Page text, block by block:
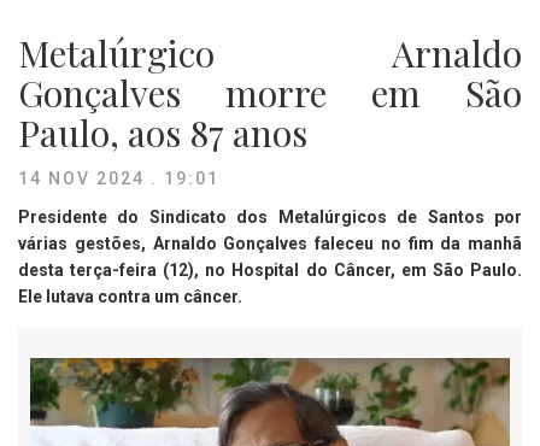
Metalúrgico Arnaldo
Gonçalves morre em São
Paulo, aos 87 anos
14 NOV 2024 . 19:01
Presidente do Sindicato dos Metalúrgicos de Santos por
várias gestões, Arnaldo Gonçalves faleceu no fim da manhã
desta terça-feira (12), no Hospital do Câncer, em São Paulo.
Ele lutava contra um câncer.